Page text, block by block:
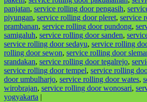
panjatan, service rolling door pengasih,
piyungan, service rolling door pleret, service
prambanan, service rolling door pundong,
samigaluh, service rolling door sanden,
service rolling door sedayu, service rolling
rolling door sewon, service rolling door
srandakan, service rolling door tegalrejo,
service rolling door tempel, service rolling
door umbulharjo, service rolling door wates,
wirobrajan, service rolling door wonosari,
yogyakarta |